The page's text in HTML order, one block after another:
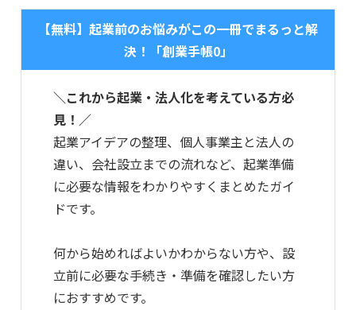
【無料】起業前のお悩みがこの一冊でまるっと解
決！「創業手帳0」
＼これから起業・法人化を考えている方必
見！／
起業アイデアの整理、個人事業主と法人の
違い、会社設立までの流れなど、起業準備
に必要な情報をわかりやすくまとめたガイ
ドです。
何から始めればよいかわからない方や、設
立前に必要な手続き・準備を確認したい方
におすすめです。